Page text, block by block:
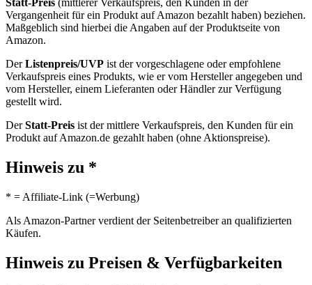
Statt-Preis (mittlerer Verkaufspreis, den Kunden in der
Vergangenheit für ein Produkt auf Amazon bezahlt haben) beziehen.
Maßgeblich sind hierbei die Angaben auf der Produktseite von
Amazon.
DerListenpreis/UVP ist der vorgeschlagene oder empfohlene
Verkaufspreis eines Produkts, wie er vom Hersteller angegeben und
vom Hersteller, einem Lieferanten oder Händler zur Verfügung
gestellt wird.
DerStatt-Preis ist der mittlere Verkaufspreis, den Kunden für ein
Produkt auf Amazon.de gezahlt haben (ohne Aktionspreise).
Hinweis zu *
* = Affiliate-Link (=Werbung)
Als Amazon-Partner verdient der Seitenbetreiber an qualifizierten
Käufen.
Hinweis zu Preisen & Verfügbarkeiten